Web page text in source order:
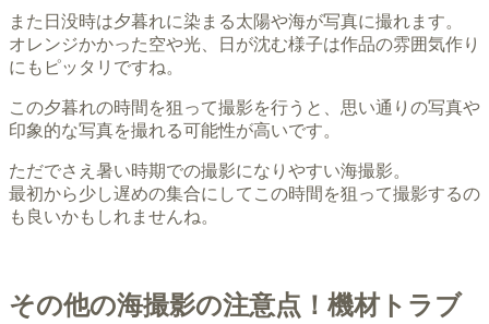
また日没時は夕暮れに染まる太陽や海が写真に撮れます。
オレンジかかった空や光、日が沈む様子は作品の雰囲気作り
にもピッタリですね。
この夕暮れの時間を狙って撮影を行うと、思い通りの写真や
印象的な写真を撮れる可能性が高いです。
ただでさえ暑い時期での撮影になりやすい海撮影。
最初から少し遅めの集合にしてこの時間を狙って撮影するの
も良いかもしれませんね。
その他の海撮影の注意点！機材トラブ